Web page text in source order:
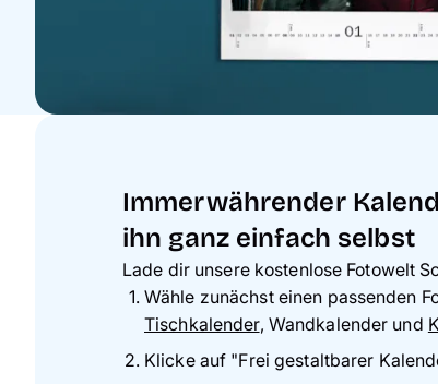
Immerwährender
ihn ganz einfach selbst
Lade dir unsere kostenlose Fotowelt
Wähle zunächst einen passenden
Tischkalender, Wandkalender und
Klicke auf "Frei gestaltbarer